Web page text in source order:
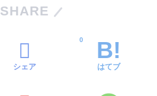
SHARE
シェア はてブ
0